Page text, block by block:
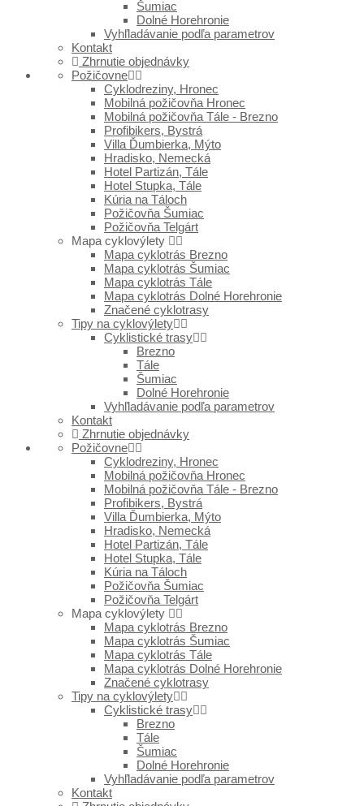
Šumiac
Dolné Horehronie
Vyhľladávanie podľa parametrov
Kontakt
Zhrnutie objednávky
Požičovne
Cyklodreziny, Hronec
Mobilná požičovňa Hronec
Mobilná požičovňa Tále - Brezno
Profibikers, Bystrá
Villa Ďumbierka, Mýto
Hradisko, Nemecká
Hotel Partizán, Tále
Hotel Stupka, Tále
Kúria na Táloch
Požičovňa Šumiac
Požičovňa Telgárt
Mapa cyklovýlety
Mapa cyklotrás Brezno
Mapa cyklotrás Šumiac
Mapa cyklotrás Tále
Mapa cyklotrás Dolné Horehronie
Značené cyklotrasy
Tipy na cyklovýlety
Cyklistické trasy
Brezno
Tále
Šumiac
Dolné Horehronie
Vyhľladávanie podľa parametrov
Kontakt
Zhrnutie objednávky
Požičovne
Cyklodreziny, Hronec
Mobilná požičovňa Hronec
Mobilná požičovňa Tále - Brezno
Profibikers, Bystrá
Villa Ďumbierka, Mýto
Hradisko, Nemecká
Hotel Partizán, Tále
Hotel Stupka, Tále
Kúria na Táloch
Požičovňa Šumiac
Požičovňa Telgárt
Mapa cyklovýlety
Mapa cyklotrás Brezno
Mapa cyklotrás Šumiac
Mapa cyklotrás Tále
Mapa cyklotrás Dolné Horehronie
Značené cyklotrasy
Tipy na cyklovýlety
Cyklistické trasy
Brezno
Tále
Šumiac
Dolné Horehronie
Vyhľladávanie podľa parametrov
Kontakt